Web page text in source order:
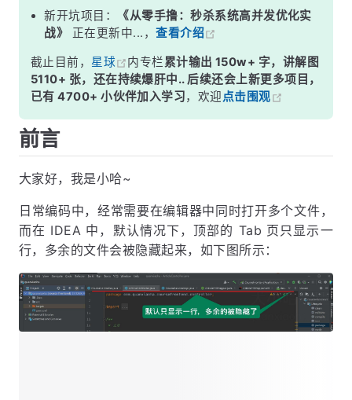
新开坑项目：
《从零手撸：秒杀系统高并发优化实
战》
正在更新中...，查看介绍
截止目前， 星球 内专栏累计输出 150w+ 字，讲解图
5110+ 张，还在持续爆肝中.. 后续还会上新更多项目，
已有 4700+ 小伙伴加入学习，欢迎点击围观
前言
大家好，我是小哈~
日常编码中，经常需要在编辑器中同时打开多个文件，
而在 IDEA 中，默认情况下，顶部的 Tab 页只显示一
行，多余的文件会被隐藏起来，如下图所示：